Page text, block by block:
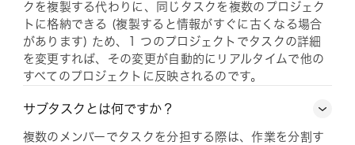
クを複製する代わりに、同じタスクを複数のプロジェク
トに格納できる (複製すると情報がすぐに古くなる場合
があります) ため、1 つのプロジェクトでタスクの詳細
を変更すれば、その変更が自動的にリアルタイムで他の
すべてのプロジェクトに反映されるのです。
サブタスクとは何ですか？
複数のメンバーでタスクを分担する際は、作業を分割す